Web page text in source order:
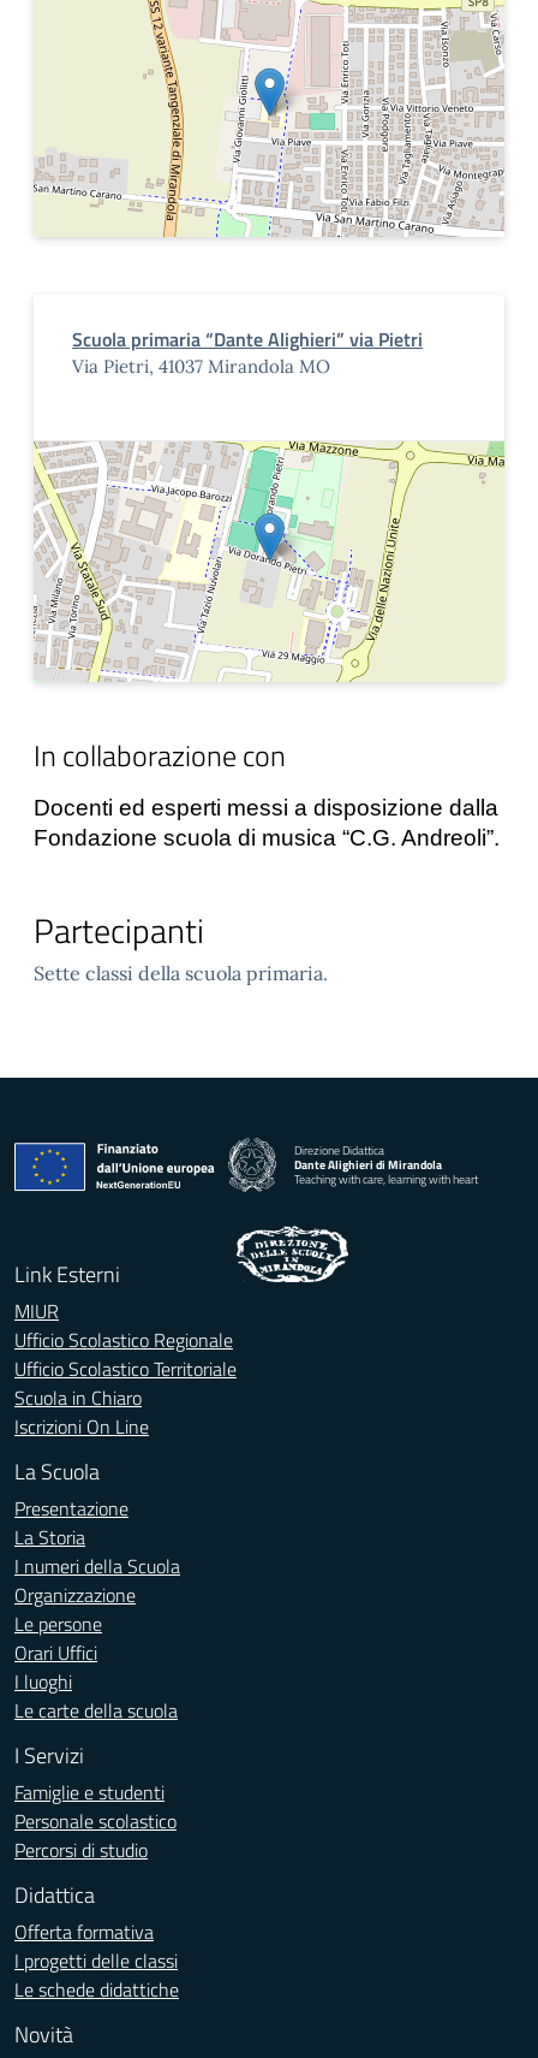
Scuola primaria “Dante Alighieri” via Pietri
Via Pietri, 41037 Mirandola MO
In collaborazione con
Docenti ed esperti messi a disposizione dalla
Fondazione scuola di musica “C.G. Andreoli”.
Partecipanti
Sette classi della scuola primaria.
Direzione Didattica
Dante Alighieri di Mirandola
Teaching with care, learning with heart
Link Esterni
MIUR
Ufficio Scolastico Regionale
Ufficio Scolastico Territoriale
Scuola in Chiaro
Iscrizioni On Line
La Scuola
Presentazione
La Storia
I numeri della Scuola
Organizzazione
Le persone
Orari Uffici
I luoghi
Le carte della scuola
I Servizi
Famiglie e studenti
Personale scolastico
Percorsi di studio
Didattica
Offerta formativa
I progetti delle classi
Le schede didattiche
Novità